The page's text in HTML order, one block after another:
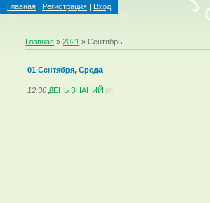
Главная | Регистрация | Вход
Главная »2021 » Сентябрь
01 Сентября, Среда
12:30 ДЕНЬ ЗНАНИЙ (0)